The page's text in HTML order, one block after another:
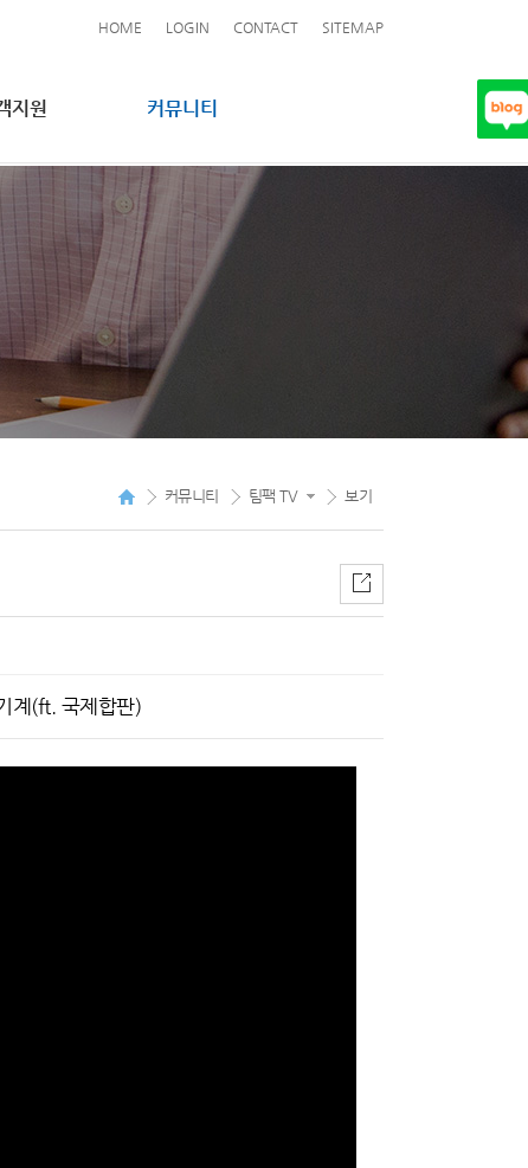
HOME LOGIN CONTACT SITEMAP
지원 커뮤니티
커뮤니티 팀팩 TV 보기
계(ft. 국제합판)